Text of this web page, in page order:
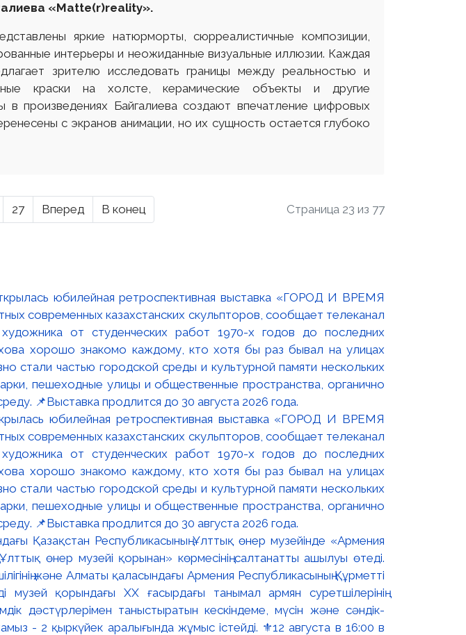
«Matte(r)reality».
яркие натюрморты, сюрреалистичные композиции,
интерьеры и неожиданные визуальные иллюзии. Каждая
зрителю исследовать границы между реальностью и
краски на холсте, керамические объекты и другие
в произведениях Байгалиева создают впечатление цифровых
с экранов анимации, но их сущность остается глубоко
27 Вперед В конец Страница 23 из 77
юбилейная ретроспективная выставка «ГОРОД И ВРЕМЯ
современных казахстанских скульпторов, сообщает телеканал
от студенческих работ 1970-х годов до последних
хорошо знакомо каждому, кто хотя бы раз бывал на улицах
стали частью городской среды и культурной памяти нескольких
пешеходные улицы и общественные пространства, органично
📌Выставка продлится до 30 августа 2026 года.